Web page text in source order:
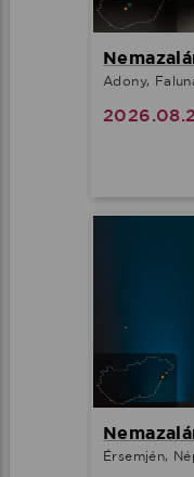
Adony,
Érsemjén,